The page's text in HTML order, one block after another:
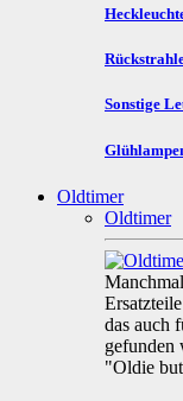
Sonstige
Oldtimer
Oldtimer
das auch
gefunden
"Oldie